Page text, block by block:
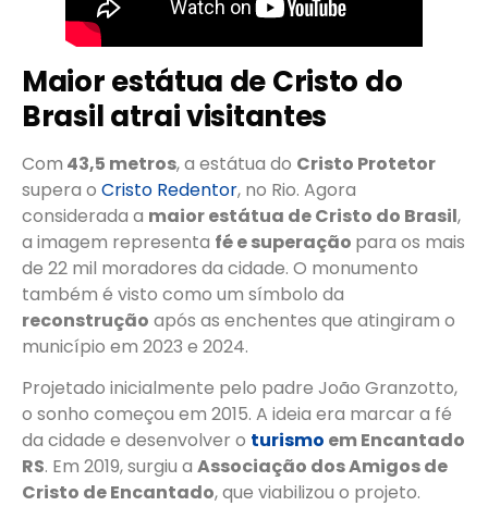
Maior estátua de Cristo do
Brasil atrai visitantes
Com 43,5 metros, a estátua do Cristo Protetor
supera o Cristo Redentor, no Rio. Agora
considerada a maior estátua de Cristo do Brasil,
a imagem representa fé e superação para os mais
de 22 mil moradores da cidade. O monumento
também é visto como um símbolo da
reconstrução após as enchentes que atingiram o
município em 2023 e 2024.
Projetado inicialmente pelo padre João Granzotto,
o sonho começou em 2015. A ideia era marcar a fé
da cidade e desenvolver o turismo em Encantado
RS. Em 2019, surgiu a Associação dos Amigos de
Cristo de Encantado, que viabilizou o projeto.